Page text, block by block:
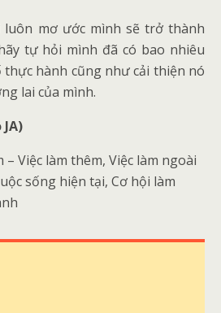
mơ ước mình sẽ trở thành
tự hỏi mình đã có bao nhiêu
thực hành cũng như cải thiện nó
lai của mình.
Việc làm thêm, Việc làm ngoài
sống hiện tại, Cơ hội làm